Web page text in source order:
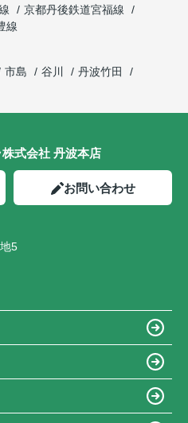
京都丹後鉄道宮福線
線
市島 谷川
丹波竹田
式会社 丹波本店
お問い合わせ
5